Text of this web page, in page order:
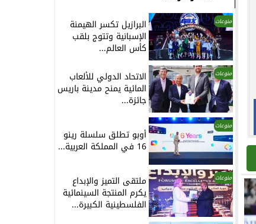
منوعات البرازيل تكسر الهيمنة
الإسبانية وتتوج بلقب
كأس العالم...
منوعات الاتحاد الدولي للألعاب
المائية يمنح مدينة باريس
جائزة...
منوعات
أوبو تطلق سلسلة رينو
16 في المملكة العربية...
منوعات ملتقى التميز والإبداع
يكرم المنتجة السينمائية
الفلسطينية الكبيرة...